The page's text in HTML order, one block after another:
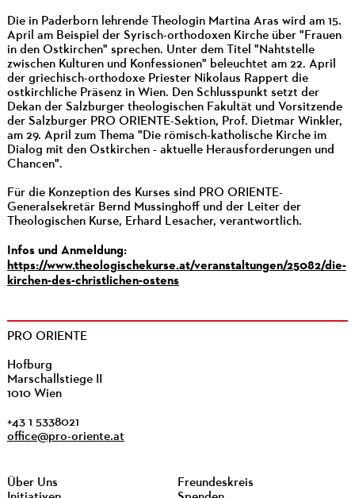
Die in Paderborn lehrende Theologin Martina Aras wird am 15.
April am Beispiel der Syrisch-orthodoxen Kirche über "Frauen
in den Ostkirchen" sprechen. Unter dem Titel "Nahtstelle
zwischen Kulturen und Konfessionen" beleuchtet am 22. April
der griechisch-orthodoxe Priester Nikolaus Rappert die
ostkirchliche Präsenz in Wien. Den Schlusspunkt setzt der
Dekan der Salzburger theologischen Fakultät und Vorsitzende
der Salzburger PRO ORIENTE-Sektion, Prof. Dietmar Winkler,
am 29. April zum Thema "Die römisch-katholische Kirche im
Dialog mit den Ostkirchen - aktuelle Herausforderungen und
Chancen".
Für die Konzeption des Kurses sind PRO ORIENTE-
Generalsekretär Bernd Mussinghoff und der Leiter der
Theologischen Kurse, Erhard Lesacher, verantwortlich.
Infos und Anmeldung:
https://www.theologischekurse.at/veranstaltungen/25082/die-
kirchen-des-christlichen-ostens
PRO ORIENTE
Hofburg
Marschallstiege II
1010 Wien
+43 1 5338021
office@pro-oriente.at
Über Uns
Freundeskreis